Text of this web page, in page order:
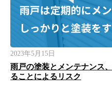
2023年5月15日
雨戸の塗装とメンテナンス
ることによるリスク